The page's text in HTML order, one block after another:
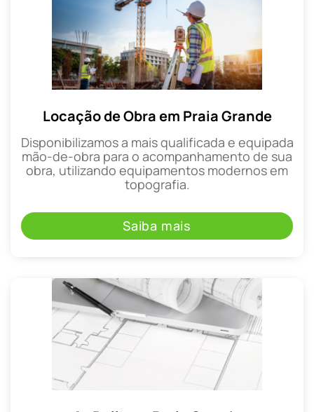
Locação de Obra em Praia Grande
Disponibilizamos a mais qualificada e equipada
mão-de-obra para o acompanhamento de sua
obra, utilizando equipamentos modernos em
topografia.
Saiba mais